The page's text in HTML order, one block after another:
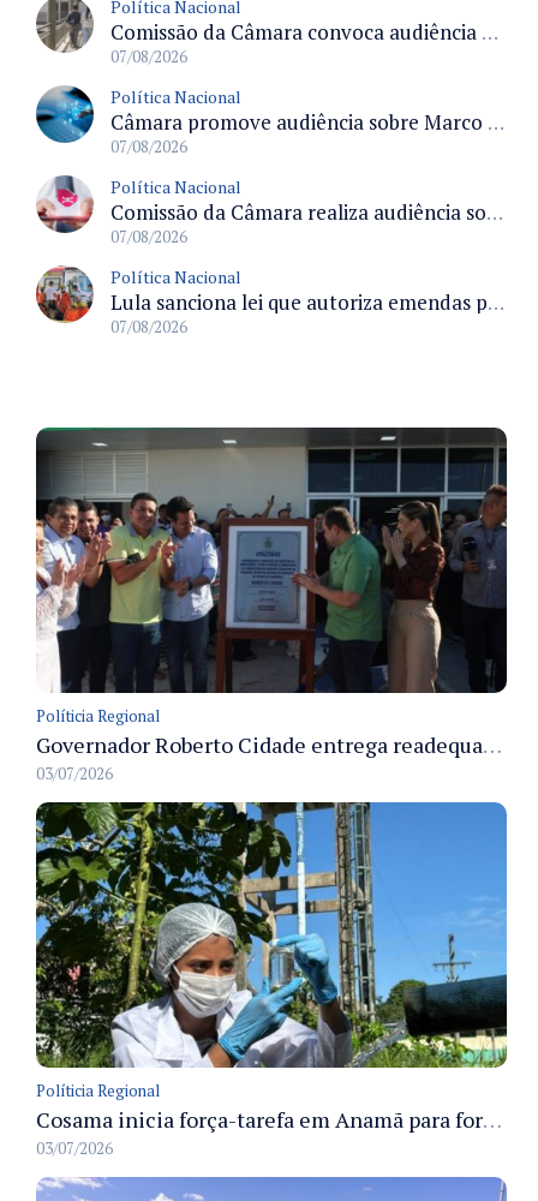
Política Nacional
Comissão da Câmara convoca audiência para discutir misoginia nas escolas e universidades após divulgação de listas misóginas
07/08/2026
Política Nacional
Câmara promove audiência sobre Marco de Fomento à Economia Digital e impactos da inteligência artificial
07/08/2026
Política Nacional
Comissão da Câmara realiza audiência sobre apostas online para medir o tamanho do mercado ilegal
07/08/2026
Política Nacional
Lula sanciona lei que autoriza emendas parlamentares para atendimento pré-hospitalar pelos bombeiros
07/08/2026
Políticia Regional
Governador Roberto Cidade entrega readequação do ambulatório da FCecon e amplia capacidade de atendimento oncológico em Manaus
03/07/2026
Políticia Regional
Cosama inicia força-tarefa em Anamã para fortalecer abastecimento de água e segurança hídrica da população
03/07/2026